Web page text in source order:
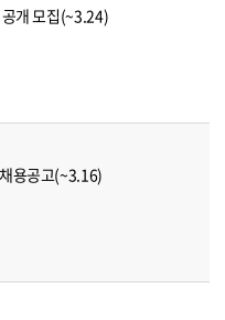
개 모집(~3.24)
용공고(~3.16)